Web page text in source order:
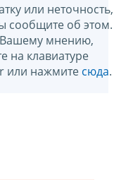
или неточность,
сообщите об этом.
Вашему мнению,
на клавиатуре
или нажмите сюда.